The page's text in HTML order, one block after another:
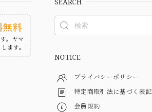
無料
。ヤマ
ます。
NOTICE
プライバシーポリシー
特定商取引法に基づく表記
会員規約